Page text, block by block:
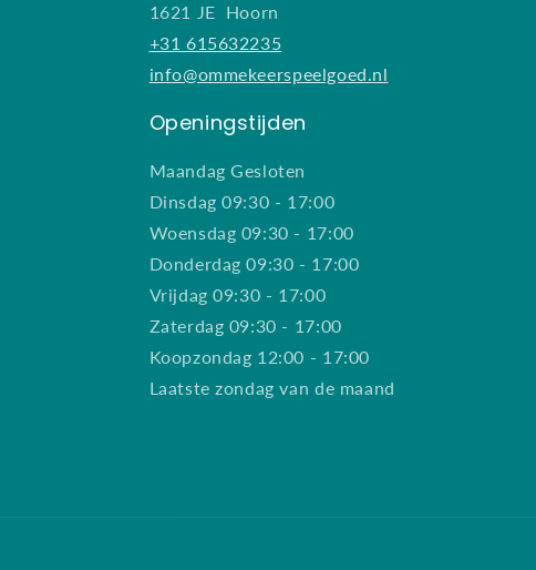
1621 JE Hoorn
+31 615632235
info@ommekeerspeelgoed.nl
Openingstijden
Maandag Gesloten
Dinsdag 09:30 - 17:00
Woensdag 09:30 - 17:00
Donderdag 09:30 - 17:00
Vrijdag 09:30 - 17:00
Zaterdag 09:30 - 17:00
Koopzondag 12:00 - 17:00
Laatste zondag van de maand